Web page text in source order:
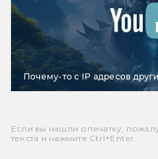
Почему-то с IP адресов
Если вы нашли опечатку,
текста и нажмите Ctrl+Enter.